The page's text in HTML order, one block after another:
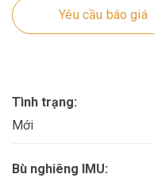
Yêu cầu báo giá
Tình trạng:
Mới
Bù nghiêng IMU: